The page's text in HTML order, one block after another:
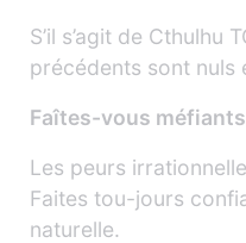
S’il s’agit de Cthulhu
précédents sont nuls
Faîtes-vous
Les peurs
Faites tou-jours
naturelle.